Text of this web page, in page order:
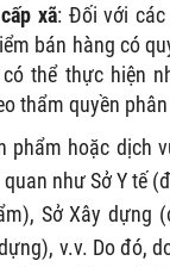
xã: Đối với
bán hàng có
thể thực hiện
thẩm quyền
phẩm hoặc dịch
như Sở Y tế
Sở Xây dựng
v.v. Do đó,